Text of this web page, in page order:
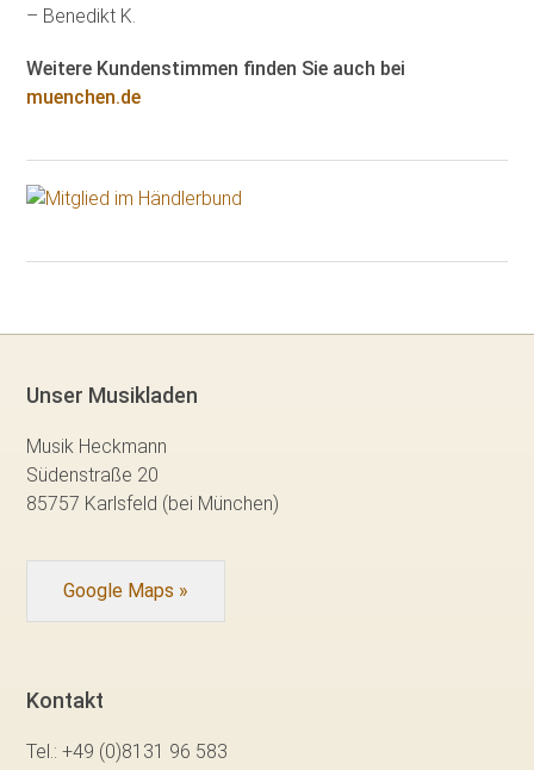
– Benedikt K.
Weitere Kundenstimmen finden Sie auch bei
muenchen.de
Unser Musikladen
Musik Heckmann
Südenstraße 20
85757 Karlsfeld (bei München)
Google Maps »
Kontakt
Tel.:+49 (0)8131 96 583